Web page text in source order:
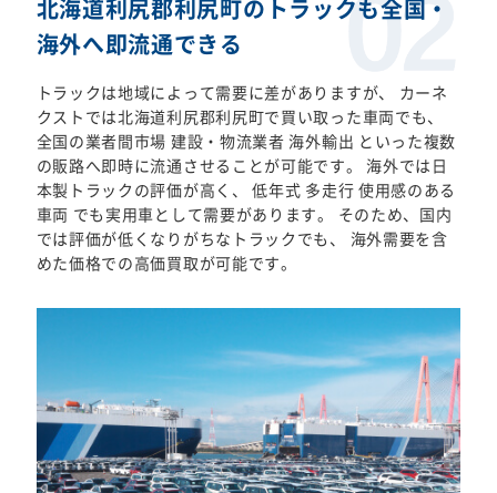
北海道利尻郡利尻町のトラックも全国・
海外へ即流通できる
トラックは地域によって需要に差がありますが、 カーネ
クストでは北海道利尻郡利尻町で買い取った車両でも、
全国の業者間市場 建設・物流業者 海外輸出 といった複数
の販路へ即時に流通させることが可能です。 海外では日
本製トラックの評価が高く、 低年式 多走行 使用感のある
車両 でも実用車として需要があります。 そのため、国内
では評価が低くなりがちなトラックでも、 海外需要を含
めた価格での高価買取が可能です。